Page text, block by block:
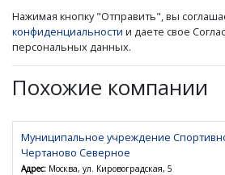
Нажимая кнопку "Отправить", вы
конфиденциальности и даете свое
персональных данных.
Похожие компании
Муниципальное учреждение
Чертаново Северное
Адрес: Москва, ул. Кировоградская, 5